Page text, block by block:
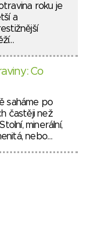
roku je
a
Co
saháme po
častěji než
minerální,
nebo…